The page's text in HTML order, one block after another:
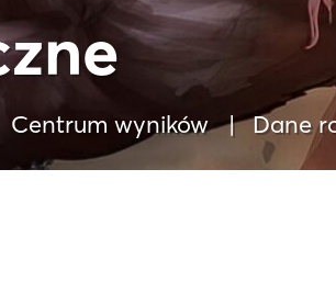
Centrum wyników Dane